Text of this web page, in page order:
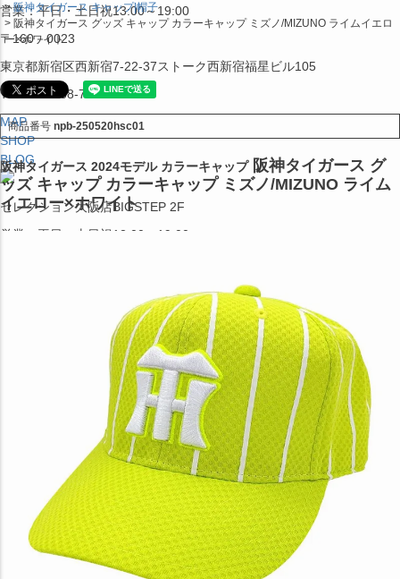
営業：平日・土日祝13:00～19:00
〒160－0023
東京都新宿区西新宿7-22-37ストーク西新宿福星ビル105
TEL:03-5338-7231
MAP
SHOP
BLOG
セレクション大阪店BIGSTEP 2F
営業：平日・土日祝12:00～19:00
大阪府大阪市中央区西心斎橋1丁目6番14号
JR水道橋駅西口店
営業：土・日・祝日のみ 12:00-18:00
〒101-0061
東京都千代田区神田三崎町２丁目２２−１ 1F
阪神タイガース キャップ|帽子
阪神タイガース グッズ キャップ カラーキャップ ミズノ/MIZUNO ライムイエロ
ー×ホワイト
商品番号 npb-250520hsc01
阪神タイガース 2024モデル カラーキャップ 阪神タイガース グ
ッズ キャップ カラーキャップ ミズノ/MIZUNO ライム
イエロー×ホワイト